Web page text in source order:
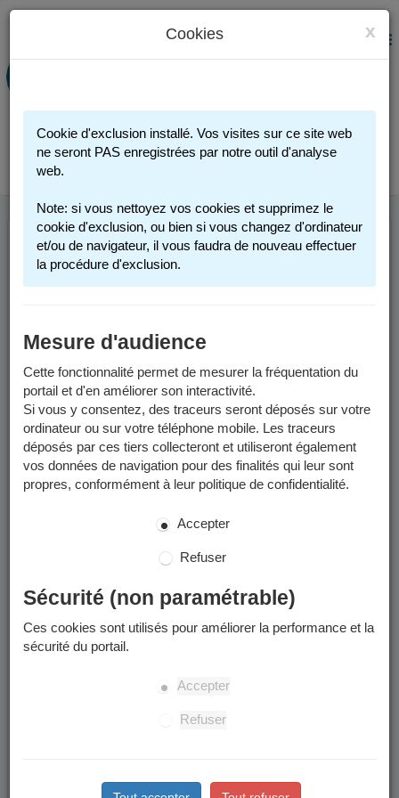
PORTAIL FAMILLE
Connexion
MENU
NOUVEAUTES
Factures
Depuis le 1er juin 2026, les factures sont envoyées par voie
postale par le Service de Gestion Comptable Grenoble-
Métropole et/ou déposées dans votre
Espace Finances
Publiques .
Les factures que vous pouvez consulter sur le Portail Famille
sont uniquement celles émises jusqu'en mai 2026.
Rentrée scolaire 2026 :
inscriptions aux accueils
Vous pouvez dès à présent faire vos inscriptions pour les
accueils périscolaires (accueil du matin, accueil du soir, accueil
du mercredi midi, restauration scolaire) de l'année scolaire
la page "Restauration scolaire et périscolaire
x
Cookies
Cookie d'exclusion installé. Vos visites sur ce site web
ne seront PAS enregistrées par notre outil d'analyse
web.
Note: si vous nettoyez vos cookies et supprimez le
cookie d'exclusion, ou bien si vous changez d'ordinateur
et/ou de navigateur, il vous faudra de nouveau effectuer
la procédure d'exclusion.
Mesure d'audience
Cette fonctionnalité permet de mesurer la fréquentation du
portail et d'en améliorer son interactivité.
Si vous y consentez, des traceurs seront déposés sur votre
ordinateur ou sur votre téléphone mobile. Les traceurs
déposés par ces tiers collecteront et utiliseront également
vos données de navigation pour des finalités qui leur sont
propres, conformément à leur politique de confidentialité.
Accepter
Refuser
Sécurité (non paramétrable)
Ces cookies sont utilisés pour améliorer la performance et la
sécurité du portail.
Accepter
Refuser